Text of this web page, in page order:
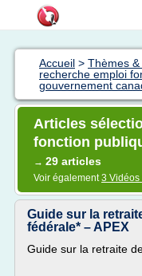
Accueil > Thèmes
recherche emploi
gouvernement
Articles
fonction
→ 29 articles
Voir également3 Vidéos
Guide sur la
fédérale* – APEX
Guide sur la retraite